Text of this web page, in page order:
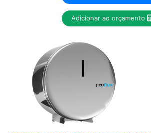
Adicionar ao orçamento